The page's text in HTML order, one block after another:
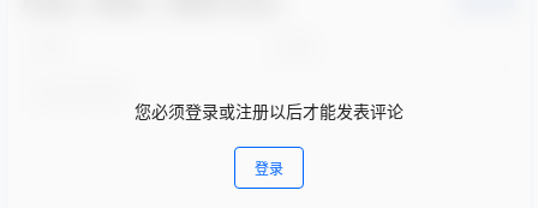
您必须登录或注册以后才能发表评论
登录